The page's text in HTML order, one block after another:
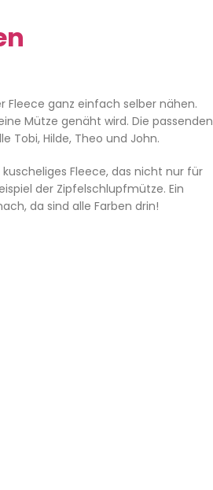
Fleece ganz einfach selber nähen.
Mütze genäht wird. Die passenden
Tobi, Hilde, Theo und John.
Fleece, das nicht nur für
der Zipfelschlupfmütze. Ein
da sind alle Farben drin!